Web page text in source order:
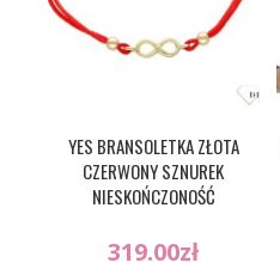
YES BRANSOLETKA ZŁOTA
CZERWONY SZNUREK
NIESKOŃCZONOŚĆ
319.00zł